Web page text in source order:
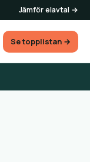
Jämför elavtal →
Se topplistan →